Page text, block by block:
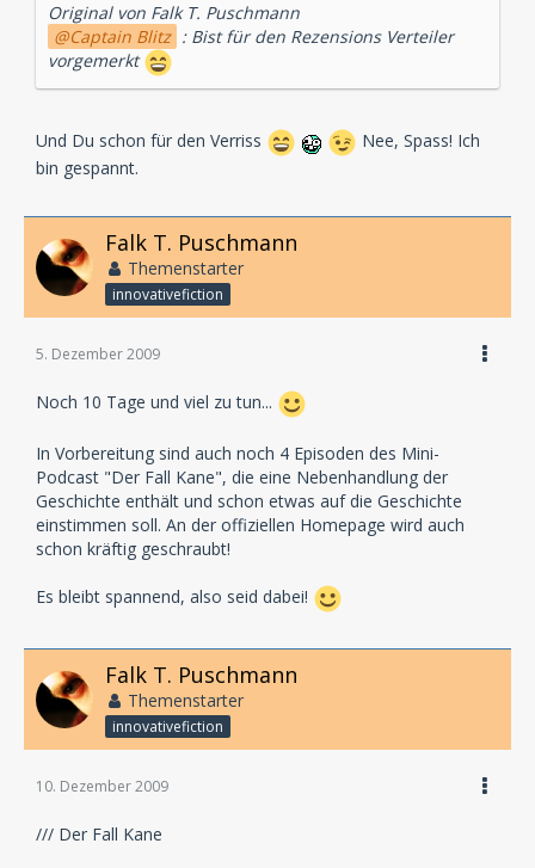
Original von Falk T. Puschmann
Captain Blitz : Bist für den Rezensions Verteiler
vorgemerkt
Und Du schon für den Verriss
Nee, Spass! Ich
bin gespannt.
Falk T. Puschmann
Themenstarter
innovativefiction
5. Dezember 2009
Noch 10 Tage und viel zu tun...
In Vorbereitung sind auch noch 4 Episoden des Mini-
Podcast "Der Fall Kane", die eine Nebenhandlung der
Geschichte enthält und schon etwas auf die Geschichte
einstimmen soll. An der offiziellen Homepage wird auch
schon kräftig geschraubt!
Es bleibt spannend, also seid dabei!
Falk T. Puschmann
Themenstarter
innovativefiction
10. Dezember 2009
/// Der Fall Kane